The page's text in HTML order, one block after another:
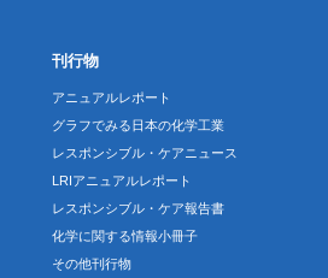
刊行物
アニュアルレポート
グラフでみる日本の化学工業
レスポンシブル・ケアニュース
LRIアニュアルレポート
レスポンシブル・ケア報告書
化学に関する情報小冊子
その他刊行物